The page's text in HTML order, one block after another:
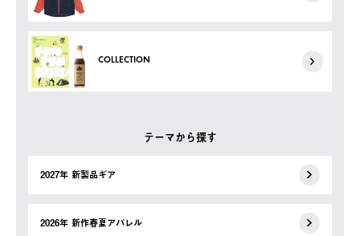
COLLECTION
テーマから探す
2027年 新製品ギア
2026年 新作春夏アパレル